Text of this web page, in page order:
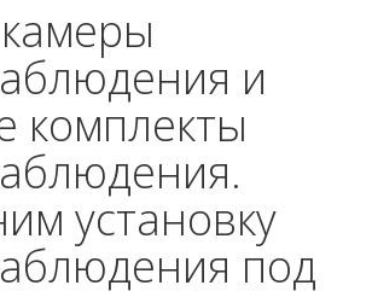
и
комплекты
установку
под